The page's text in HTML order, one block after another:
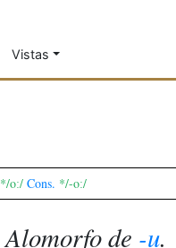
Vistas
*/oː/ Cons. */-oː/
Alomorfo de -u.